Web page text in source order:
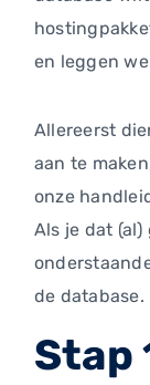
en leggen
Allereerst
aan te
onze
Als je dat
de database.
Stap